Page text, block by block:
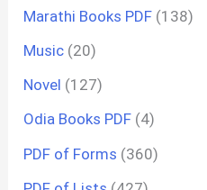
Marathi Books PDF (138)
Music (20)
Novel (127)
Odia Books PDF (4)
PDF of Forms (360)